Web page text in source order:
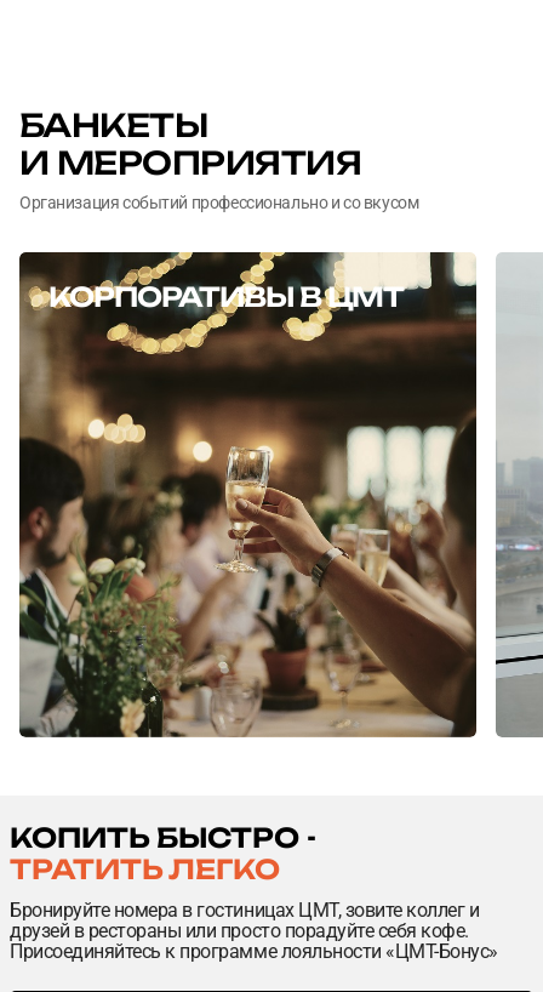
БАНКЕТЫ
И МЕРОПРИЯТИЯ
Организация событий профессионально и со вкусом
КОРПОРАТИВЫ В ЦМТ
КОПИТЬ БЫСТРО -
ТРАТИТЬ ЛЕГКО
Бронируйте номера в гостиницах ЦМТ, зовите коллег и
друзей в рестораны или просто порадуйте себя кофе.
Присоединяйтесь к программе лояльности «ЦМТ-Бонус»